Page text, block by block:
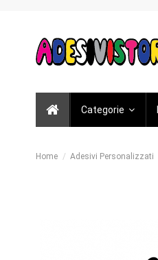
Categorie
Home Adesivi Personalizzati